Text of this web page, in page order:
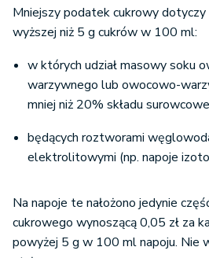
wyższej niż 5 g cukrów w 100 ml:
warzywnego lub owocowo-
mniej niż 20% składu
elektrolitowymi (np. napoje
cukrowego wynoszącą 0,05 zł za
powyżej 5 g w 100 ml napoju. Nie
stała.